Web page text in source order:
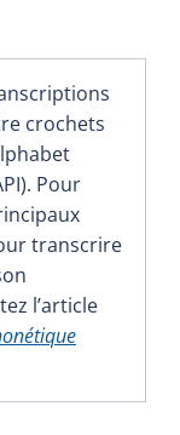
crochets
Pour
transcrire
l’article